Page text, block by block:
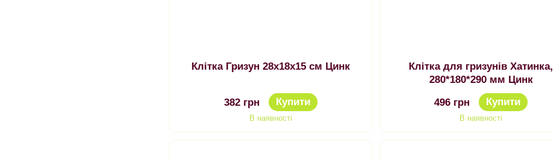
Клітка Гризун 28х18х15 см Цинк
382 грн Купити
В наявності
Клітка для гризунів Хатинка,
280*180*290 мм Цинк
496 грн Купити
В наявності